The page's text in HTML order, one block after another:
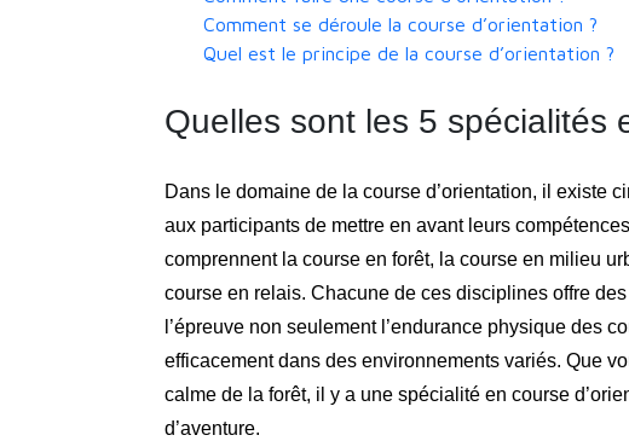
Comment se déroule la course d’orientation ?
Quel est le principe de la course d’orientation ?
Quelles sont les 5 spécialités
Dans le domaine de la course d’orientation, il existe
aux participants de mettre en avant leurs
comprennent la course en forêt, la course en milieu
course en relais. Chacune de ces disciplines offre
l’épreuve non seulement l’endurance physique des
efficacement dans des environnements variés. Que
calme de la forêt, il y a une spécialité en course
d’aventure.